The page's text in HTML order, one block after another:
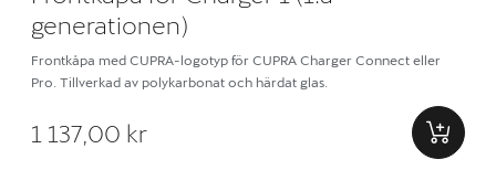
generationen)
Frontkåpa med CUPRA-logotyp för CUPRA Charger Connect eller
Pro. Tillverkad av polykarbonat och härdat glas.
1 137,00 kr